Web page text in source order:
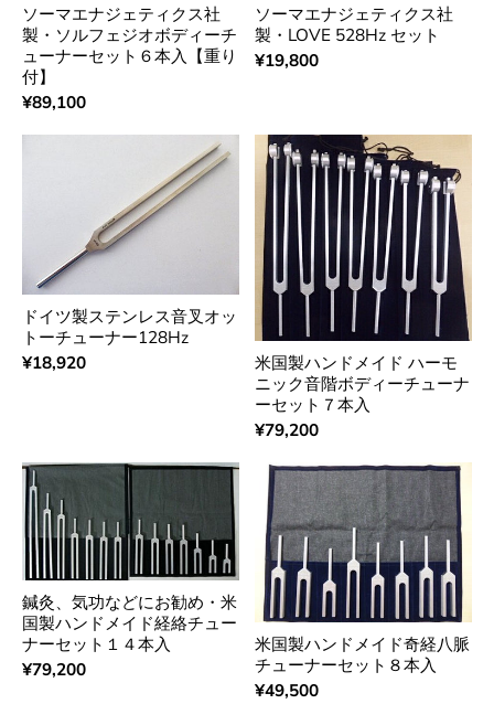
ソーマエナジェティクス社
製・ソルフェジオボディーチ
ューナーセット６本入【重り
付】
¥89,100
ソーマエナジェティクス社
製・LOVE 528Hz セット
¥19,800
ドイツ製ステンレス音叉オッ
トーチューナー128Hz
¥18,920
米国製ハンドメイド ハーモ
ニック音階ボディーチューナ
ーセット７本入
¥79,200
鍼灸、気功などにお勧め・米
国製ハンドメイド経絡チュー
ナーセット１４本入
¥79,200
米国製ハンドメイド奇経八脈
チューナーセット８本入
¥49,500